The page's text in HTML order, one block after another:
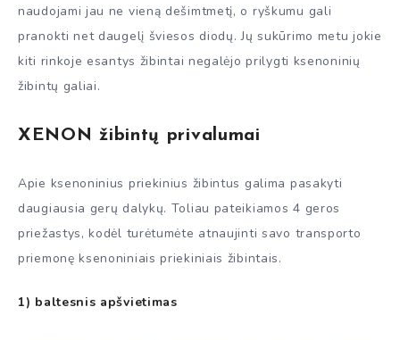
naudojami jau ne vieną dešimtmetį, o ryškumu gali
pranokti net daugelį šviesos diodų. Jų sukūrimo metu jokie
kiti rinkoje esantys žibintai negalėjo prilygti ksenoninių
žibintų galiai.
XENON žibintų privalumai
Apie ksenoninius priekinius žibintus galima pasakyti
daugiausia gerų dalykų. Toliau pateikiamos 4 geros
priežastys, kodėl turėtumėte atnaujinti savo transporto
priemonę ksenoniniais priekiniais žibintais.
1) baltesnis apšvietimas